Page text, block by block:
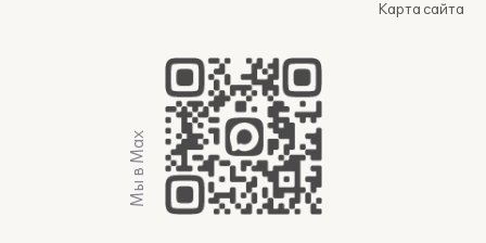
Карта сайта
Мы в Max